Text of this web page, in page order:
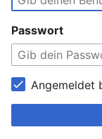
Passwort
Angemeldet